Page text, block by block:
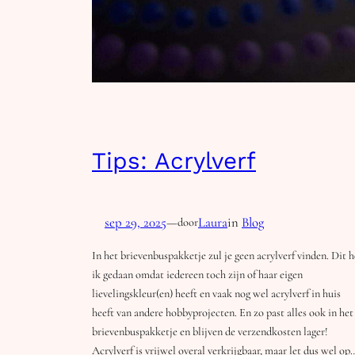
Tips: Acrylverf
sep 29, 2025—doorLaurain Blog
In het brievenbuspakketje zul je geen acrylverf vinden. Dit
ik gedaan omdat iedereen toch zijn of haar eigen
lievelingskleur(en) heeft en vaak nog wel acrylverf in huis
heeft van andere hobbyprojecten. En zo past alles ook in het
brievenbuspakketje en blijven de verzendkosten lager!
Acrylverf is vrijwel overal verkrijgbaar, maar let dus wel